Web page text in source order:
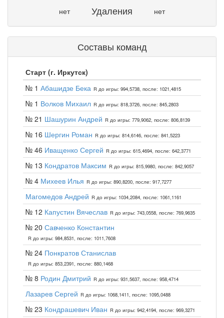
нет Удаления нет
Составы команд
Старт (г. Иркутск)
№ 1 Абашидзе Бека R до игры: 994,5738, после: 1021,4815
№ 1 Волков Михаил R до игры: 818,3726, после: 845,2803
№ 21 Шашурин Андрей R до игры: 779,9062, после: 806,8139
№ 16 Шергин Роман R до игры: 814,6146, после: 841,5223
№ 46 Иващенко Сергей R до игры: 615,4694, после: 642,3771
№ 13 Кондратов Максим R до игры: 815,9980, после: 842,9057
№ 4 Михеев Илья R до игры: 890,8200, после: 917,7277
Магомедов Андрей R до игры: 1034,2084, после: 1061,1161
№ 12 Капустин Вячеслав R до игры: 743,0558, после: 769,9635
№ 20 Савченко Константин
R до игры: 984,8531, после: 1011,7608
№ 24 Понкратов Станислав
R до игры: 853,2391, после: 880,1468
№ 8 Родин Дмитрий R до игры: 931,5637, после: 958,4714
Лазарев Сергей R до игры: 1068,1411, после: 1095,0488
№ 23 Кондрашевич Иван R до игры: 942,4194, после: 969,3271